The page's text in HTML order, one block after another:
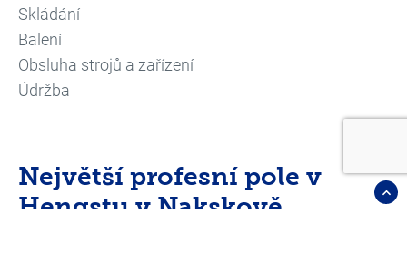
Skládání
Balení
Obsluha strojů a zařízení
Údržba
Největší profesní pole v
Hengstu v Nakskově